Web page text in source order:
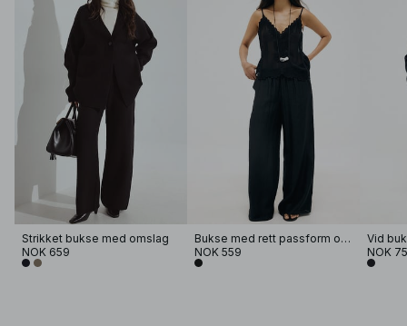
Strikket bukse med omslag
NOK 659
Bukse med rett passform og luftig stoff
NOK 559
NOK